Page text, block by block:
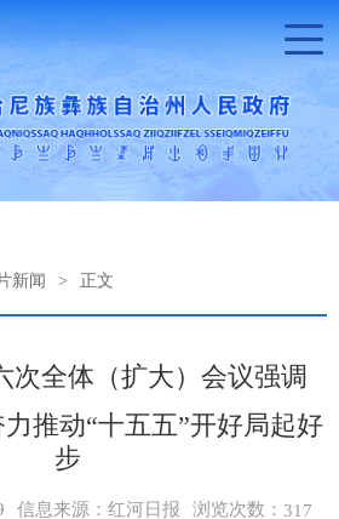
新闻 > 正文
次全体（扩大）会议强调
推动“十五五”开好局起好
步
信息来源：红河日报 浏览次数： 317